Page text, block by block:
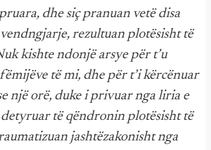
dhe siç pranuan vetë disa
rezultuan plotësisht të
kishte ndonjë arsye për t’u
të mi, dhe për t’i kërcënuar
një orë, duke i privuar nga liria e
të qëndronin plotësisht të
jashtëzakonisht nga